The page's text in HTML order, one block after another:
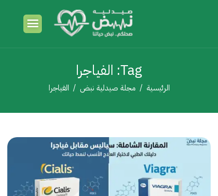
Tag: الفياجرا
الرئيسية مجلة صيدلية نبض الفياجرا